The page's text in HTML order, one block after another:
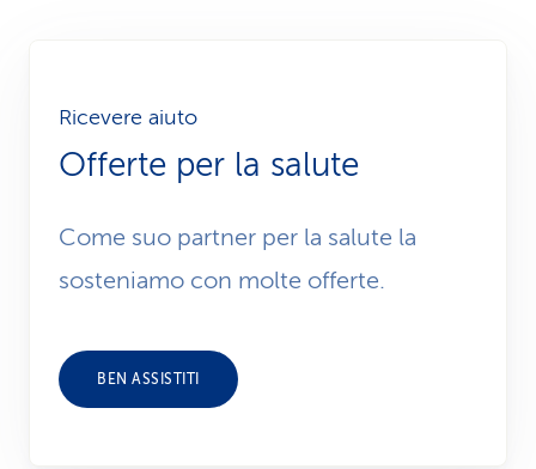
Ricevere aiuto
Offerte per la salute
Come suo partner per la salute la
sosteniamo con molte offerte.
BEN ASSISTITI